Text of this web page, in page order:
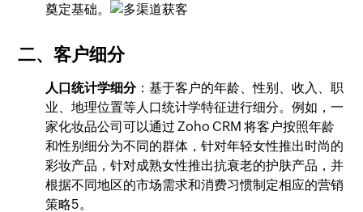
奠定基础。
二、客户细分
人口统计学细分：基于客户的年龄、性别、收入、职
业、地理位置等人口统计学特征进行细分。例如，一
家化妆品公司可以通过 Zoho CRM 将客户按照年龄
和性别细分为不同的群体，针对年轻女性推出时尚的
彩妆产品，针对成熟女性推出抗衰老的护肤产品，并
根据不同地区的市场需求和消费习惯制定相应的营销
策略5。